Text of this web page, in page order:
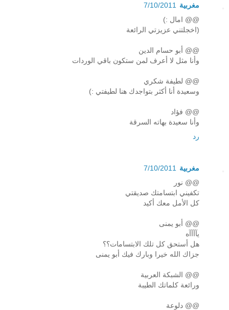
مغربية
7/10/2011
@@ امال :)
(اخجلتني عزيزتي الرائعة
@@ أبو حسام الدين
وأنا مثل لا أعرف لمن ستكون باقي الوردات
@@ لطيفة شكري
وسعيدة أنا أكثر بتواجدك هنا لطيفتي :)
@@ فؤاد
وأنا سعيدة بهاته السرقة
رد
مغربية
7/10/2011
@@ نور
تكفيني ابتسامتك صديقتي
كل الأمل معك أكيد
@@ أبو يمنى
يآآآآه
هل أستحق كل تلك الابتسامات؟؟
جزاك الله خيرا وبارك فيك أبو يمنى
@@ الشبكة العربية
ورائعة كلماتك الطيبة
@@ دلوعة